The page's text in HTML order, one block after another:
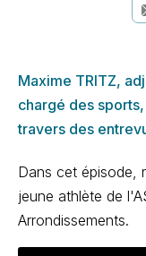
Maxime TRITZ,
chargé des
travers des
Dans cet épisode,
jeune athlète de
Arrondissements.